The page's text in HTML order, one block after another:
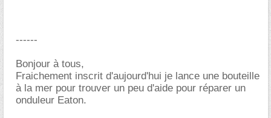
------
Bonjour à tous,
Fraichement inscrit d'aujourd'hui je lance une bouteille
à la mer pour trouver un peu d'aide pour réparer un
onduleur Eaton.